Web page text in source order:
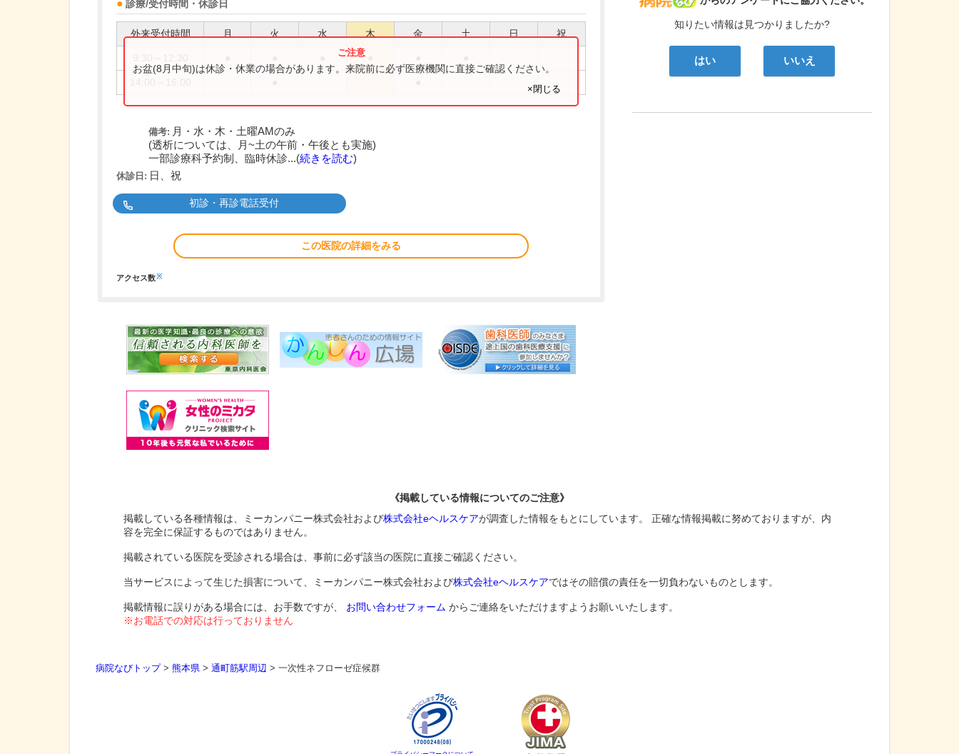
診療/受付時間・休診日
外来受付時間 月 火 水 木 金 土 日 祝
お盆(8月中旬)は休診・休業の場合があります。来院前に必ず医療機関に直接ご確認ください。
×閉じる
備考: 月・水・木・土曜AMのみ
(透析については、月~土の午前・午後とも実施)
一部診療科予約制、臨時休診...(続きを読む)
休診日: 日、祝
初診・再診電話受付
この医院の詳細をみる
アクセス数※
知りたい情報は見つかりましたか?
はい いいえ
《掲載している情報についてのご注意》
掲載している各種情報は、ミーカンパニー株式会社および株式会社eヘルスケアが調査した情報をもとにしています。 正確な情報掲載に努めておりますが、内
容を完全に保証するものではありません。
掲載されている医院を受診される場合は、事前に必ず該当の医院に直接ご確認ください。
当サービスによって生じた損害について、ミーカンパニー株式会社および株式会社eヘルスケアではその賠償の責任を一切負わないものとします。
掲載情報に誤りがある場合には、お手数ですが、 お問い合わせフォーム からご連絡をいただけますようお願いいたします。
※お電話での対応は行っておりません
病院なびトップ> 熊本県 > 通町筋駅周辺 > 一次性ネフローゼ症候群